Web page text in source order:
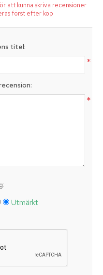
att kunna skriva recensioner
först efter köp
titel:
*
*
Utmärkt